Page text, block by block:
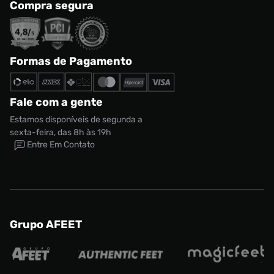
Compra segura
Formas de Pagamento
Fale com a gente
Estamos disponíveis de segunda a
sexta-feira, das 8h às 19h
Entre Em Contato
Grupo AFEET